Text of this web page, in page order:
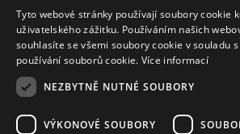
Tyto webové stránky používají soubory cookie
uživatelského zážitku. Používáním našich
souhlasíte se všemi soubory cookie v souladu
používání souborů cookie. Více informací
NEZBYTNĚ NUTNÉ SOUBORY
VÝKONOVÉ SOUBORY